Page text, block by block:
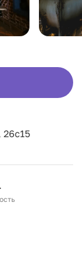
26c15